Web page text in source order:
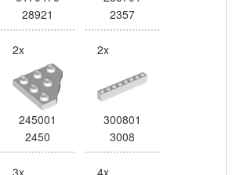
28921
2357
2x
245001
2450
2x
300801
3008
3x 4x